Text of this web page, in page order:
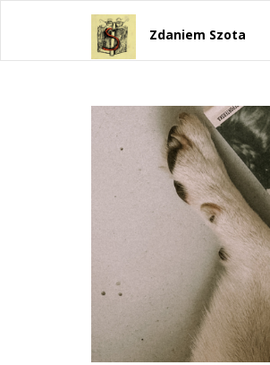
Zdaniem Szota